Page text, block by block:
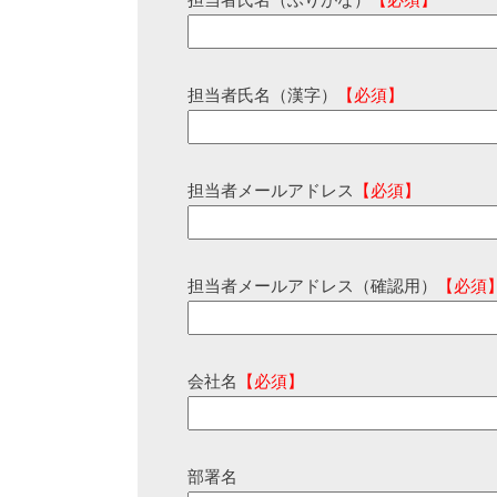
担当者氏名（漢字） 【必須】
担当者メールアドレス 【必須】
担当者メールアドレス（確認用） 【必須
会社名 【必須】
部署名